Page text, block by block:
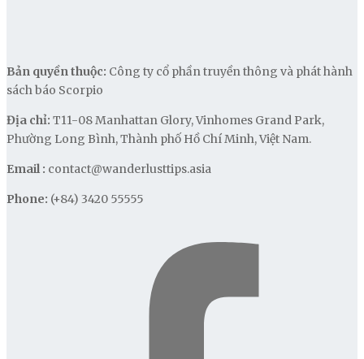
Bản quyền thuộc: Công ty cổ phần truyền thông và phát hành
sách báo Scorpio
Địa chỉ: T11-08 Manhattan Glory, Vinhomes Grand Park,
Phường Long Bình, Thành phố Hồ Chí Minh, Việt Nam.
Email : contact@wanderlusttips.asia
Phone: (+84) 3420 55555